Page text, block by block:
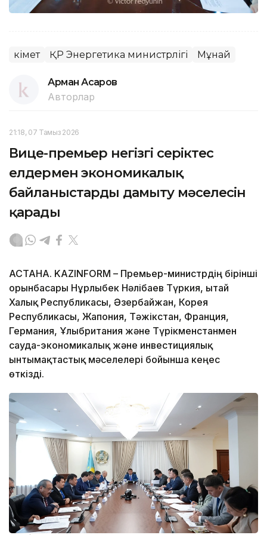
Үкімет ҚР Энергетика министрлігі Мұнай
Арман Асқаров
Авторлар
21:18, 07 Тамыз 2026
Вице-премьер негізгі серіктес
елдермен экономикалық
байланыстарды дамыту мәселесін
қарады
АСТАНА. KAZINFORM – Премьер-министрдің бірінші
орынбасары Нұрлыбек Нәлібаев Түркия, Қытай
Халық Республикасы, Әзербайжан, Корея
Республикасы, Жапония, Тәжікстан, Франция,
Германия, Ұлыбритания және Түрікменстанмен
сауда-экономикалық және инвестициялық
ынтымақтастық мәселелері бойынша кеңес
өткізді.